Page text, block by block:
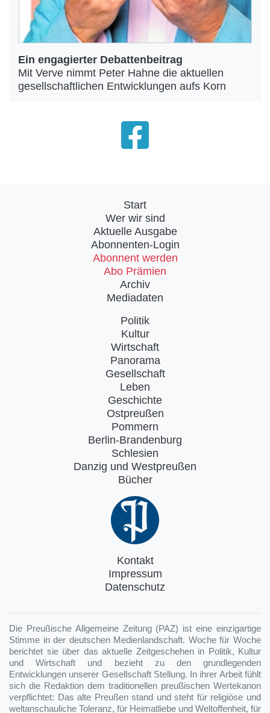
Ein engagierter Debattenbeitrag
Mit Verve nimmt Peter Hahne die aktuellen
gesellschaftlichen Entwicklungen aufs Korn
Start
Wer wir sind
Aktuelle Ausgabe
Abonnenten-Login
Abonnent werden
Abo Prämien
Archiv
Mediadaten
Politik
Kultur
Wirtschaft
Panorama
Gesellschaft
Leben
Geschichte
Ostpreußen
Pommern
Berlin-Brandenburg
Schlesien
Danzig und Westpreußen
Bücher
Kontakt
Impressum
Datenschutz
Die Preußische Allgemeine Zeitung (PAZ) ist eine einzigartige
Stimme in der deutschen Medienlandschaft. Woche für Woche
berichtet sie über das aktuelle Zeitgeschehen in Politik, Kultur
und Wirtschaft und bezieht zu den grundlegenden
Entwicklungen unserer Gesellschaft Stellung. In ihrer Arbeit fühlt
sich die Redaktion dem traditionellen preußischen Wertekanon
verpflichtet: Das alte Preußen stand und steht für religiöse und
weltanschauliche Toleranz, für Heimatliebe und Weltoffenheit, für